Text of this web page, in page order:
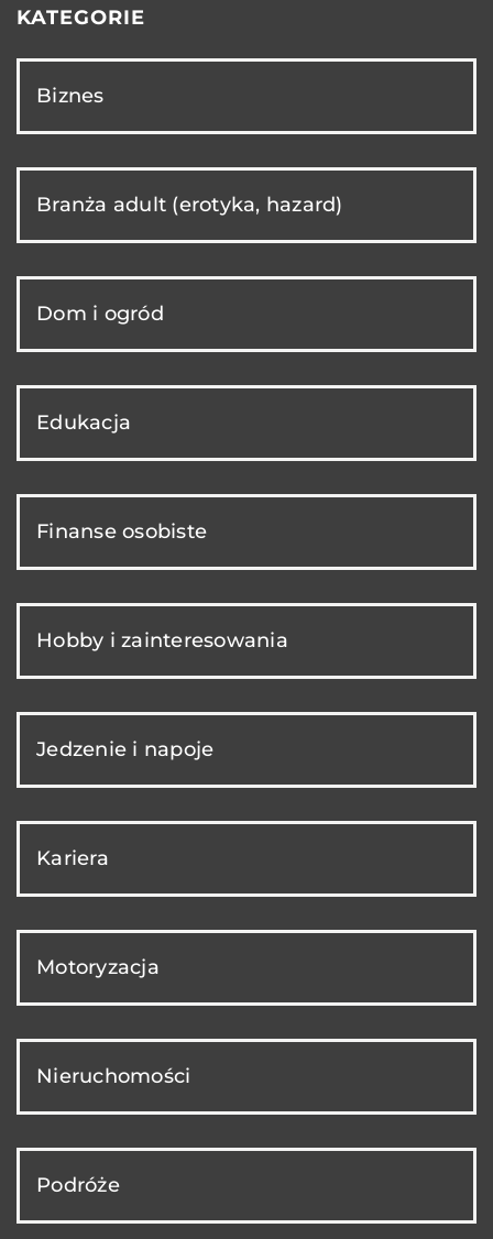
KATEGORIE
Biznes
Branża adult (erotyka, hazard)
Dom i ogród
Edukacja
Finanse osobiste
Hobby i zainteresowania
Jedzenie i napoje
Kariera
Motoryzacja
Nieruchomości
Podróże